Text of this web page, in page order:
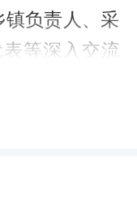
负责人、采
等深入交流
存在的问题